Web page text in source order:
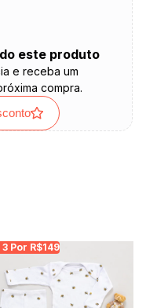
este produto
e receba um
compra.
Por R$149